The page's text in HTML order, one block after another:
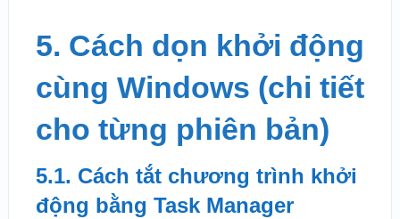
5. Cách dọn khởi động
cùng Windows (chi tiết
cho từng phiên bản)
5.1. Cách tắt chương trình khởi
động bằng Task Manager